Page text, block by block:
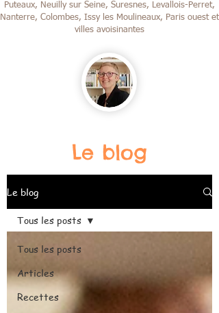
Puteaux, Neuilly sur Seine, Suresnes, Levallois-Perret,
Nanterre, Colombes, Issy les Moulineaux, Paris ouest et
villes avoisinantes
Le blog
Le blog
Tous les posts
Articles
Recettes
Tous les posts